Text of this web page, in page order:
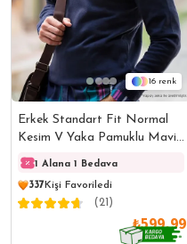
16
Erkek Standart Fit Normal
Kesim V Yaka Pamuklu Mavi
Triko Kazak
1 Alana 1 Bedava
337 Kişi Favoriledi
(21)
₺599,99